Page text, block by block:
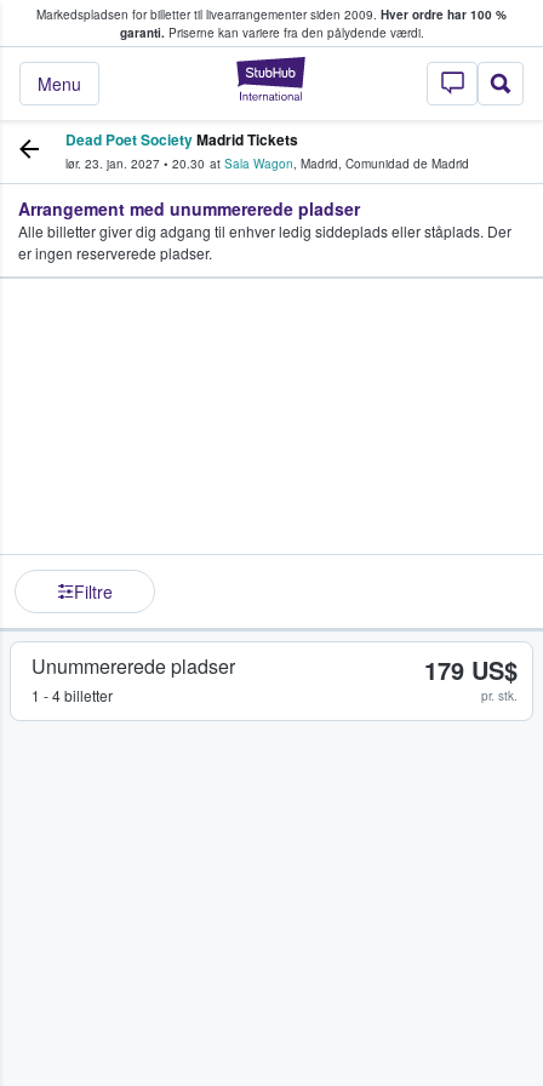
Markedspladsen for billetter til livearrangementer siden 2009. Hver ordre har 100 %
garanti.Priserne kan variere fra den pålydende værdi.
StubHub - Hvor
Menu
køber og sælger billetter
Dead Poet SocietyMadrid Tickets
lør. 23. jan. 2027 • 20.30 at Sala Wagon, Madrid, Comunidad de Madrid
Arrangement med unummererede pladser
Alle billetter giver dig adgang til enhver ledig siddeplads eller ståplads. Der
er ingen reserverede pladser.
Filtre
Unummererede pladser
1 - 4 billetter
179 US$
pr. stk.